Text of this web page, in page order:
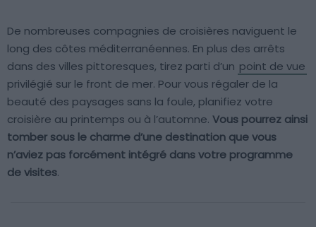
De nombreuses compagnies de croisières naviguent le
long des côtes méditerranéennes. En plus des arrêts
dans des villes pittoresques, tirez parti d’un point de vue
privilégié sur le front de mer. Pour vous régaler de la
beauté des paysages sans la foule, planifiez votre
croisière au printemps ou à l’automne. Vous pourrez ainsi
tomber sous le charme d’une destination que vous
n’aviez pas forcément intégré dans votre programme
de visites.